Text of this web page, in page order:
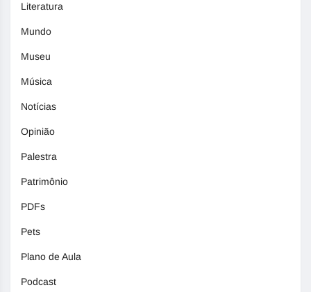
Literatura
Mundo
Museu
Música
Notícias
Opinião
Palestra
Patrimônio
PDFs
Pets
Plano de Aula
Podcast